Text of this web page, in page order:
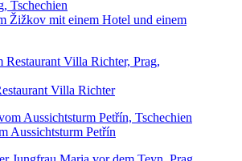
Žižkov mit einem Hotel und einem
Villa Richter
Aussichtsturm Petřín